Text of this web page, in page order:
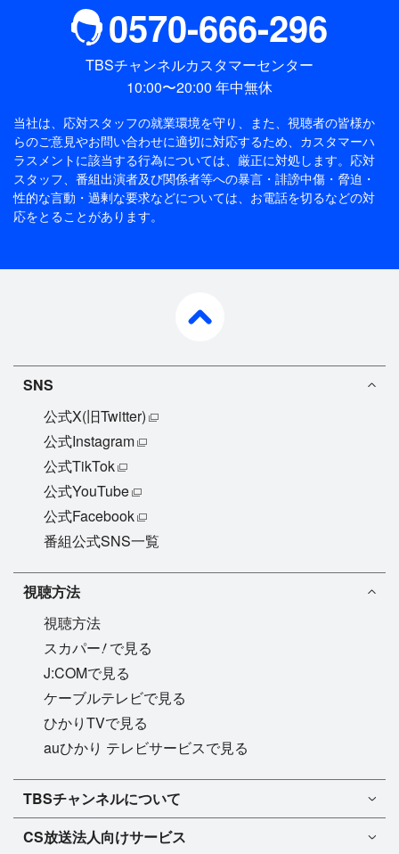
0570-666-296
TBSチャンネルカスタマーセンター
10:00〜20:00 年中無休
当社は、応対スタッフの就業環境を守り、また、視聴者の皆様か
らのご意見やお問い合わせに適切に対応するため、 カスタマーハ
ラスメントに該当する行為については、厳正に対処します。応対
スタッフ、番組出演者及び関係者等への暴言・誹謗中傷・脅迫・
性的な言動・過剰な要求などについては、お電話を切るなどの対
応をとることがあります。
SNS
公式X(旧Twitter)
公式Instagram
公式TikTok
公式YouTube
公式Facebook
番組公式SNS一覧
視聴方法
視聴方法
スカパー!で見る
J:COMで見る
ケーブルテレビで見る
ひかりTVで見る
auひかり テレビサービスで見る
TBSチャンネル1
TBSチャンネル2
マンスリーガイド［PDF］
TBSチャンネルについて
TBSチャンネルについて
CS放送法人向けサービス